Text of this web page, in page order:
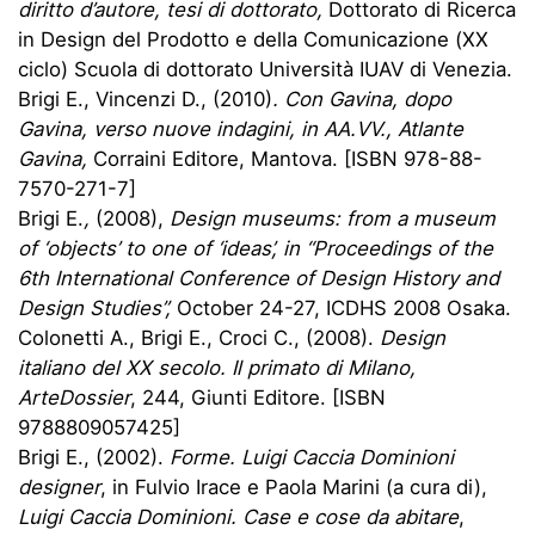
diritto d’autore, tesi di dottorato, Dottorato di Ricerca
in Design del Prodotto e della Comunicazione (XX
ciclo) Scuola di dottorato Università IUAV di Venezia.
Brigi E., Vincenzi D., (2010). Con Gavina, dopo
Gavina, verso nuove indagini, in AA.VV., Atlante
Gavina, Corraini Editore, Mantova. [ISBN 978-88-
7570-271-7]
Brigi E., (2008), Design museums: from a museum
of ‘objects’ to one of ‘ideas’, in “Proceedings of the
6th International Conference of Design History and
Design Studies”, October 24-27, ICDHS 2008 Osaka.
Colonetti A., Brigi E., Croci C., (2008). Design
italiano del XX secolo. Il primato di Milano,
ArteDossier, 244, Giunti Editore. [ISBN
9788809057425]
Brigi E., (2002). Forme. Luigi Caccia Dominioni
designer, in Fulvio Irace e Paola Marini (a cura di),
Luigi Caccia Dominioni. Case e cose da abitare,